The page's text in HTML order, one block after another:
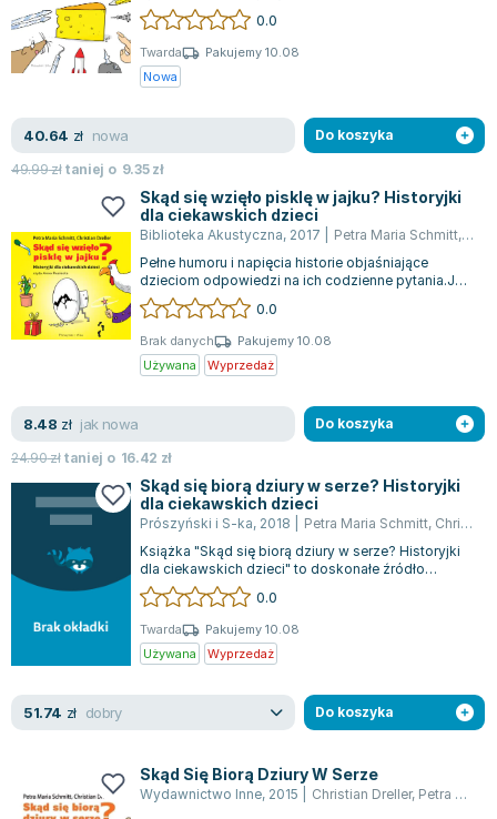
Książki o naukach politycznych dla studentów
Książki do nauk przyrodniczych dla studentów
Książki do nauk społecznych dla studentów
Książki do nauk ścisłych dla studentów
Prawo - książki dla studentów
Technologia żywności - książki
Zarządzanie i marketing - książki
Nauka języków obcych - książki
Podręczniki dla nauczycieli - metodyka
Repetytoria, testy i materiały pomocnicze
Bolesław Prus
Clive Cussler
Wanda Chotomska
Józef Ignacy Kraszewski
Clive Staples Lewis
Martyna Wojciechowska
Melissa De la Cruz
Blanka Lipińska
Jaś Kapela
Agatha Christie
Witold Gadowski
Marcin Kowalczyk
Piotr Zychowicz
Joanna Jabłczyńska
Piotr Kościelny
Jan Piński
Zygmunt Freud
Agata Passent
Michel Moran
Jo Nesbo
Katarzyna Miller
Antoine de Saint Exupery
Lew Tołstoj
Marcin Meller
Paulina Młynarska
się dzieje, że samoloty potrafią...
0.0
Twarda
Pakujemy 10.08
Nowa
40.64 zł nowa
49.99złtaniej o 9.35zł
Do koszyka
Skąd się wzięło pisklę w jajku? Historyjki
dla ciekawskich dzieci
Biblioteka Akustyczna, 2017 Petra Maria Schmitt,
Pełne humoru i napięcia historie objaśniające
dzieciom odpowiedzi na ich codzienne pytania.Jak
to się dzieje, że w jajku znajduje...
0.0
Brak danych
Pakujemy 10.08
Używana
Wyprzedaż
8.48 zł jak nowa
24.90złtaniej o 16.42 zł
Do koszyka
Skąd się biorą dziury w serze? Historyjki
dla ciekawskich dzieci
Prószyński i S-ka, 2018 Petra Maria Schmitt, Christian Dreller
Książka "Skąd się biorą dziury w serze? Historyjki
dla ciekawskich dzieci" to doskonałe źródło
wiedzy dla najmłodszych, które zasp...
0.0
Twarda
Pakujemy 10.08
Używana
Wyprzedaż
51.74 zł dobry Do koszyka
Skąd Się Biorą Dziury W Serze
Wydawnictwo Inne, 2015 Christian Dreller, Petra Maria Schmidt